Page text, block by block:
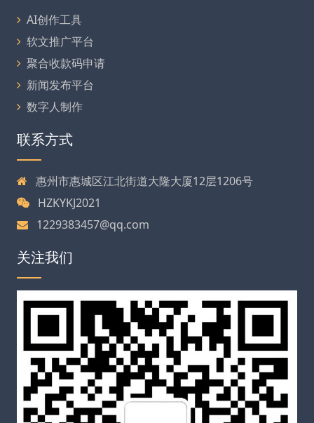
AI创作工具
软文推广平台
聚合收款码申请
新闻发布平台
数字人制作
联系方式
惠州市惠城区江北街道大隆大厦12层1206号
HZKYKJ2021
1229383457@qq.com
关注我们